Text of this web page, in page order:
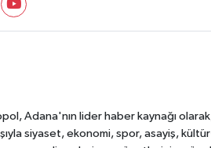
Adana'nın lider haber kaynağı
siyaset, ekonomi, spor, asayiş,